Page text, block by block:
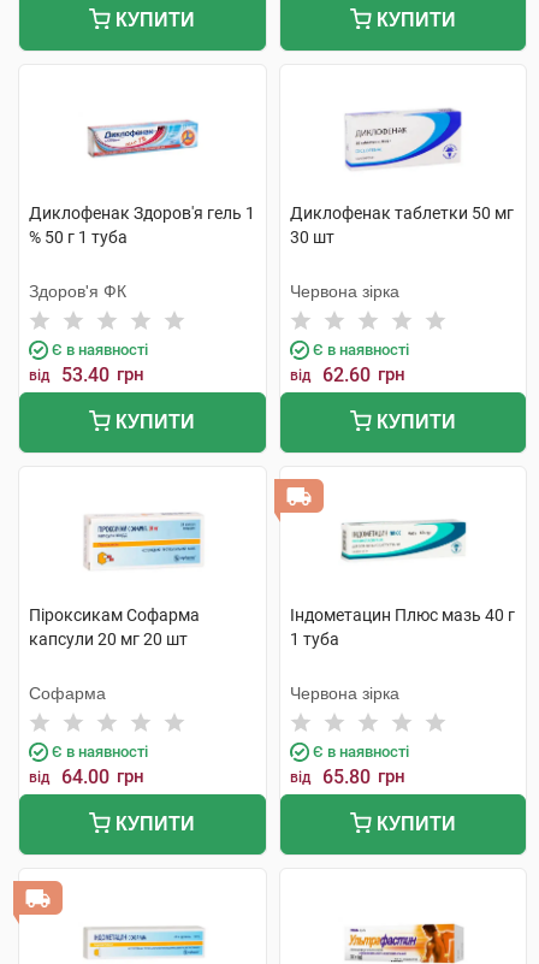
КУПИТИ КУПИТИ
Диклофенак Здоров'я гель 1
% 50 г 1 туба
Здоров'я ФК
Є в наявності
від 53.40 грн
КУПИТИ
Диклофенак таблетки 50 мг
30 шт
Червона зірка
Є в наявності
від 62.60 грн
КУПИТИ
Піроксикам Софарма
капсули 20 мг 20 шт
Софарма
Є в наявності
від 64.00 грн
КУПИТИ
Індометацин Плюс мазь 40 г
1 туба
Червона зірка
Є в наявності
від 65.80 грн
КУПИТИ